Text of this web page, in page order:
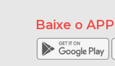
Baixe o APP